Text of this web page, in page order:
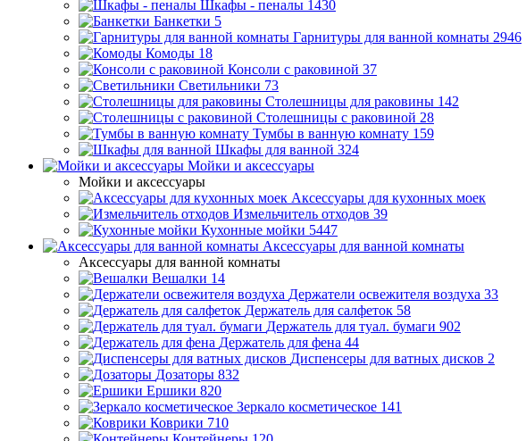
Шкафы - пеналы 1430
Банкетки 5
Гарнитуры для ванной комнаты 2946
Комоды 18
Консоли с раковиной 37
Светильники 73
Столешницы для раковины 142
Столешницы с раковиной 28
Тумбы в ванную комнату 159
Шкафы для ванной 324
Мойки и аксессуары
Мойки и аксессуары
Аксессуары для кухонных моек
Измельчитель отходов 39
Кухонные мойки 5447
Аксессуары для ванной комнаты
Аксессуары для ванной комнаты
Вешалки 14
Держатели освежителя воздуха 33
Держатель для салфеток 58
Держатель для туал. бумаги 902
Держатель для фена 44
Диспенсеры для ватных дисков 2
Дозаторы 832
Ершики 820
Зеркало косметическое 141
Коврики 710